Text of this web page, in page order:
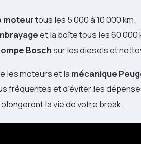
moteurtous les 5 000 à 10 000 km.
et la boîte tous les 60 000
Boschsur les diesels et
les moteurs et la mécanique
fréquentes et d’éviter les
la vie de votre break.